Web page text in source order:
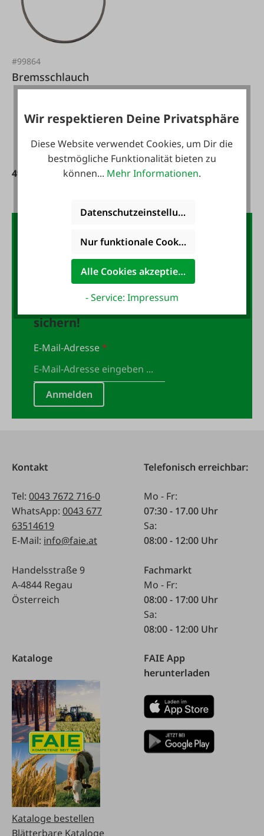
#99864
Bremsschlauch
49,90 €*
Der FAIE-Newsletter:
10,- Gutschein
Jetzt für den FAIE-Newsletter
anmelden und 10,- Gutschein
sichern!
E-Mail-Adresse*
Anmelden
Kontakt
Tel: 0043 7672 716-0
WhatsApp: 0043 677
63514619
E-Mail: info@faie.at
Handelsstraße 9
A-4844 Regau
Österreich
Telefonisch erreichbar:
Mo - Fr:
07:30 - 17.00 Uhr
Sa:
08:00 - 12:00 Uhr
Fachmarkt
Mo - Fr:
08:00 - 17:00 Uhr
Sa:
08:00 - 12:00 Uhr
Kataloge
Kataloge bestellen
Blätterbare Kataloge
FAIE App
herunterladen
Wir respektieren Deine Privatsphäre
Diese Website verwendet Cookies, um Dir die
bestmögliche Funktionalität bieten zu
können... Mehr Informationen.
Datenschutzeinstellungen
Nur funktionale Cookies akzeptieren
Alle Cookies akzeptieren
- Service: Impressum